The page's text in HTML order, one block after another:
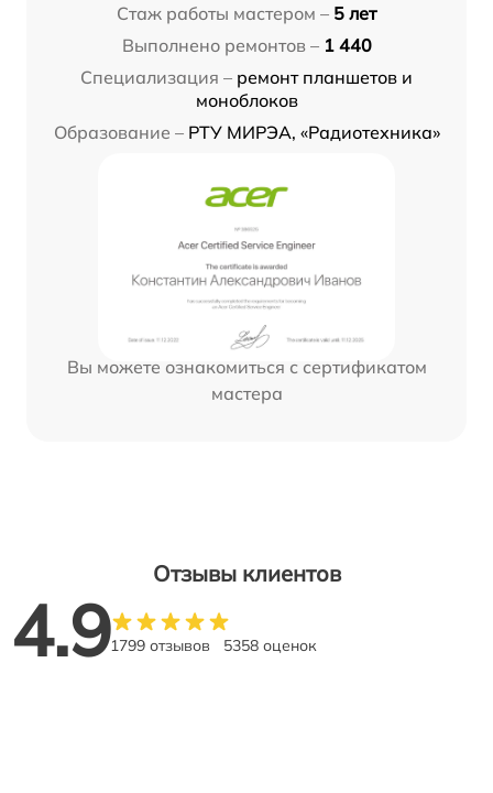
Стаж работы мастером – 5 лет
Выполнено ремонтов – 1 440
Специализация – ремонт планшетов и
моноблоков
Образование – РТУ МИРЭА, «Радиотехника»
Вы можете ознакомиться с сертификатом
мастера
Отзывы клиентов
4.91799 отзывов 5358 оценок